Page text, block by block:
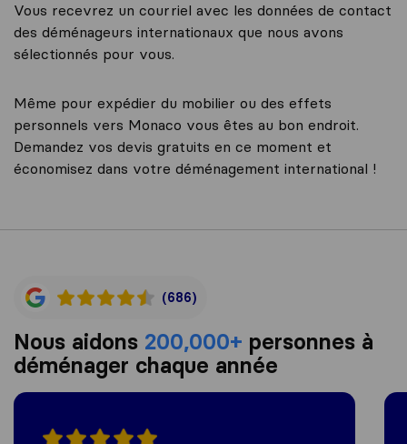
Vous recevrez un courriel avec les données de contact
des déménageurs internationaux que nous avons
sélectionnés pour vous.
Même pour expédier du mobilier ou des effets
personnels vers Monaco vous êtes au bon endroit.
Demandez vos devis gratuits en ce moment et
économisez dans votre déménagement international !
(686)
Nous aidons 200,000+ personnes à
déménager chaque année